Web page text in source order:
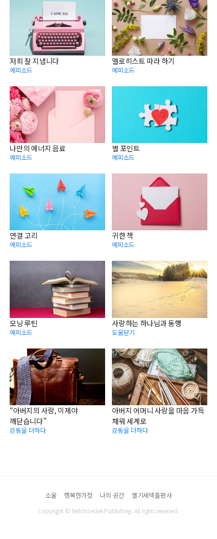
저희 잘 지냅니다
에피소드
엘로히스트 따라 하기
에피소드
나만의 에너지 음료
에피소드
별 포인트
에피소드
연결 고리
에피소드
귀한 책
에피소드
모닝 루틴
에피소드
사랑하는 하나님과 동행
도움닫기
“아버지의 사랑, 이제야
깨닫습니다”
감동을 더하다
아버지 어머니 사랑을 마음 가득
채워 세계로
감동을 더하다
소울 행복한가정 나의 공간 멜기세덱출판사
Copyright © Melchizedek Publishing. All rights reserved.